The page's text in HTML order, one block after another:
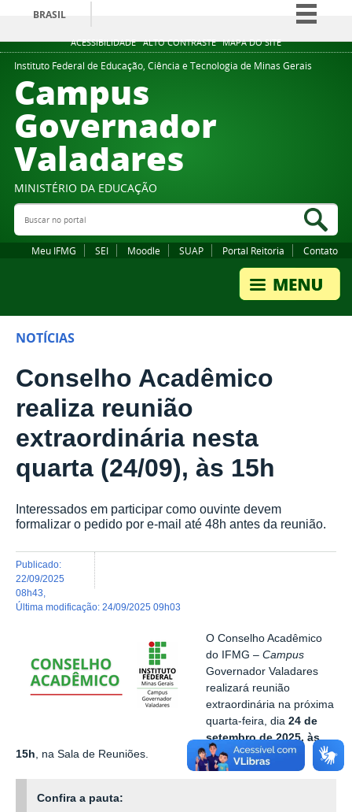
ACESSIBILIDADE ALTO CONTRASTE MAPA DO SITE
BRASIL
Simplifique!
Comunica BR
Instituto Federal de Educação, Ciência e Tecnologia de Minas Gerais
Campus
Governador
Valadares
MINISTÉRIO DA EDUCAÇÃO
Buscar no portal
Meu IFMG SEI Moodle SUAP Portal Reitoria Contato
NOTÍCIAS
Conselho Acadêmico
realiza reunião
extraordinária nesta
quarta (24/09), às 15h
Interessados em participar como ouvinte devem
formalizar o pedido por e-mail até 48h antes da reunião.
publicado:
22/09/2025
08h43
última modificação: 24/09/2025 09h03
O Conselho Acadêmico
do IFMG –Campus
Governador Valadares
realizará reunião
extraordinária na próxima
quarta-feira, dia24 de
setembro de 2025, às
15h, na Sala de Reuniões.
Confira a pauta: